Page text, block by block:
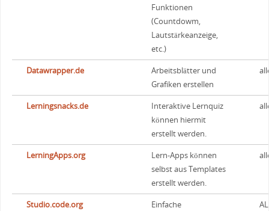
Funktionen
(Countdowm,
Lautstärkeanzeige,
etc.)
Datawrapper.de
Arbeitsblätter und
Grafiken erstellen
Lerningsnacks.de
Interaktive Lernquiz
können hiermit
erstellt werden.
LerningApps.org
Lern-Apps können
selbst aus Templates
erstellt werden.
Studio.code.org
Einfache